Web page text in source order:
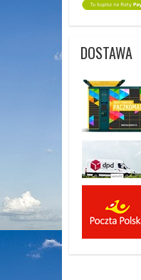
DOSTAWA